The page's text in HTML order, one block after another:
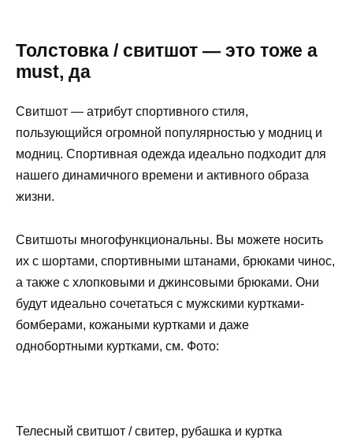
Толстовка / свитшот — это тоже а
must, да
Свитшот — атрибут спортивного стиля,
пользующийся огромной популярностью у модниц и
модниц. Спортивная одежда идеально подходит для
нашего динамичного времени и активного образа
жизни.
Свитшоты многофункциональны. Вы можете носить
их с шортами, спортивными штанами, брюками чинос,
а также с хлопковыми и джинсовыми брюками. Они
будут идеально сочетаться с мужскими куртками-
бомберами, кожаными куртками и даже
однобортными куртками, см. Фото:
Телесный свитшот / свитер, рубашка и куртка